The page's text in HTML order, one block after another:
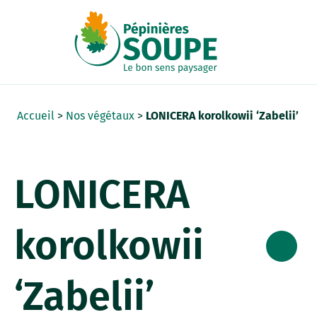
Accueil > Nos végétaux > LONICERA korolkowii ‘Zabelii’
LONICERA
korolkowii
‘Zabelii’